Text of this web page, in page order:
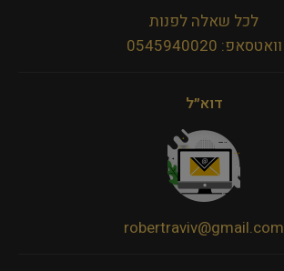
לכל שאלה לפנות
וואטסאפ: 0545940020
דוא״ל
robertraviv@gmail.com